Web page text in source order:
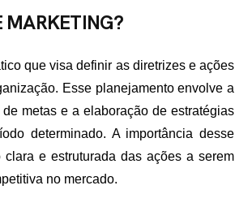
MARKETING?
que visa definir as diretrizes e ações
Esse planejamento envolve a
metas e a elaboração de estratégias
determinado. A importância desse
e estruturada das ações a serem
no mercado.